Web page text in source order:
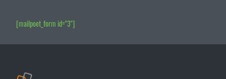
[mailpoet_form id="3"]